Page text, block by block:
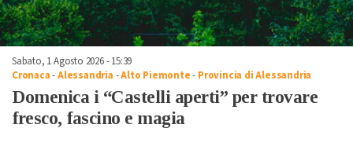
Sabato, 1 Agosto 2026 - 15:39
Cronaca-Alessandria -Alto Piemonte- Provincia di Alessandria
Domenica i “Castelli aperti” per trovare
fresco, fascino e magia